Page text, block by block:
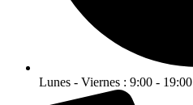
Lunes - Viernes : 9:00 - 19:00